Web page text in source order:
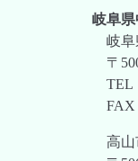
岐阜
岐
〒
TEL
FAX
高